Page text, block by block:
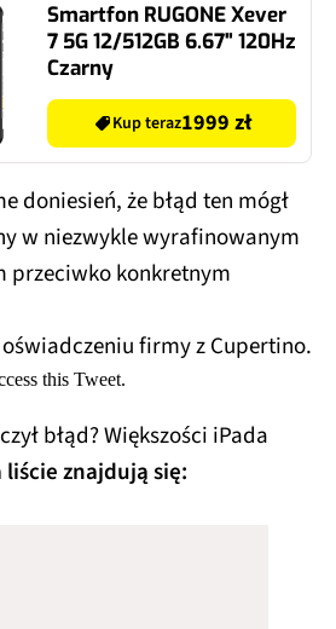
Smartfon RUGONE Xever
7 5G 12/512GB 6.67" 120Hz
Czarny
Kup teraz1999 zł
doniesień, że błąd ten mógł
w niezwykle wyrafinowanym
przeciwko konkretnym
firmy z Cupertino.
this Tweet.
błąd? Większości iPada
liście znajdują się: